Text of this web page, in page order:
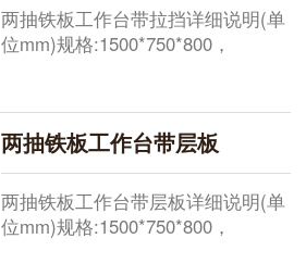
两抽铁板工作台带拉挡详细说明(单
位mm)规格:1500*750*800，
50mm,由5mm原铁板+45mm高密度
板+黑色pvc胶条机压成型，桌面承
重
两抽铁板工作台带层板
两抽铁板工作台带层板详细说明(单
位mm)规格:1500*750*800，